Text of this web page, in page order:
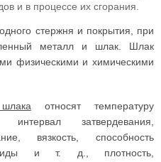
и в процессе их сгорания.
стержня и покрытия, при
металл и шлак. Шлак
физическими и химическими
относят температуру
интервал затвердевания,
вязкость, способность
и т. д., плотность,